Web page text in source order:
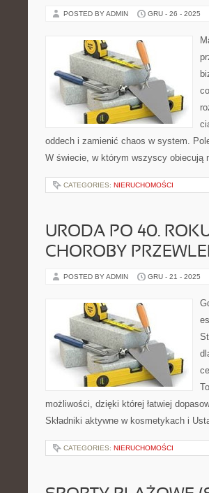
POSTED BY ADMIN GRU - 26 - 2025
oddech i zamienić chaos w system.
W świecie, w którym wszyscy obiecują
CATEGORIES: NIERUCHOMOŚCI
URODA PO 40.
CHOROBY
POSTED BY ADMIN GRU - 21 - 2025
możliwości, dzięki której łatwiej
Składniki aktywne w kosmetykach i
CATEGORIES: NIERUCHOMOŚCI